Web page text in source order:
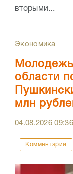
вторыми...
Экономика
области
млн
04.08.202609:36
Комментарии